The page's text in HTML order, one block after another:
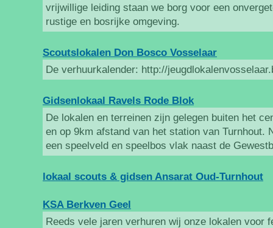
vrijwillige leiding staan we borg voor een
rustige en bosrijke omgeving.
Scoutslokalen Don Bosco Vosselaar
De verhuurkalender: http://
Gidsenlokaal Ravels Rode Blok
De lokalen en terreinen zijn gelegen buiten het
en op 9km afstand van het station van Turnhout.
een speelveld en speelbos vlak naast de
lokaal scouts & gidsen Ansarat Oud-Turnhout
KSA Berkven Geel
Reeds vele jaren verhuren wij onze lokalen voor